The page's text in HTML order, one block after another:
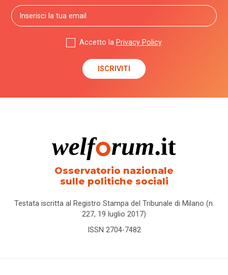
Accetto la Privacy Policy
Osservatorio nazionale
sulle politiche sociali
Testata iscritta al Registro Stampa del Tribunale di Milano (n.
227, 19 luglio 2017)
ISSN 2704-7482